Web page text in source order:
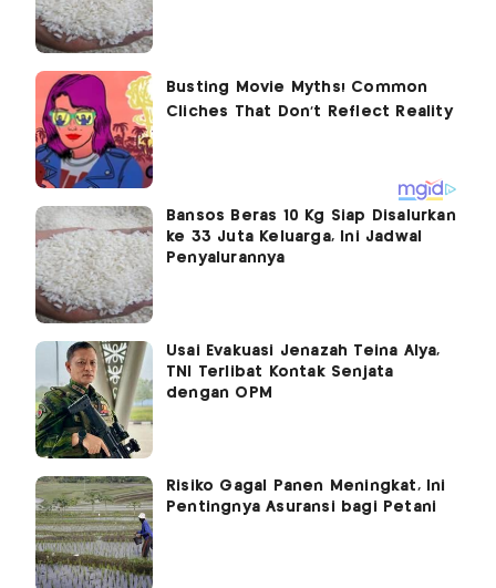
Bansos Beras 10 Kg Siap Disalurkan
ke 33 Juta Keluarga, Ini Jadwal
Penyalurannya
Usai Evakuasi Jenazah Teina Alya,
TNI Terlibat Kontak Senjata
dengan OPM
Risiko Gagal Panen Meningkat, Ini
Pentingnya Asuransi bagi Petani